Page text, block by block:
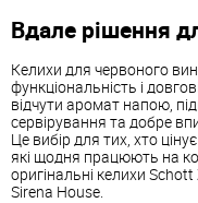
Вдале рішення
Келихи для червоного
функціональність і
відчути аромат напою,
сервірування та добре
Це вибір для тих, хто
які щодня працюють на
оригінальні келихи
Sirena House.